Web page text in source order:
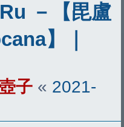
－【毘盧
】｜
子 « 2021-